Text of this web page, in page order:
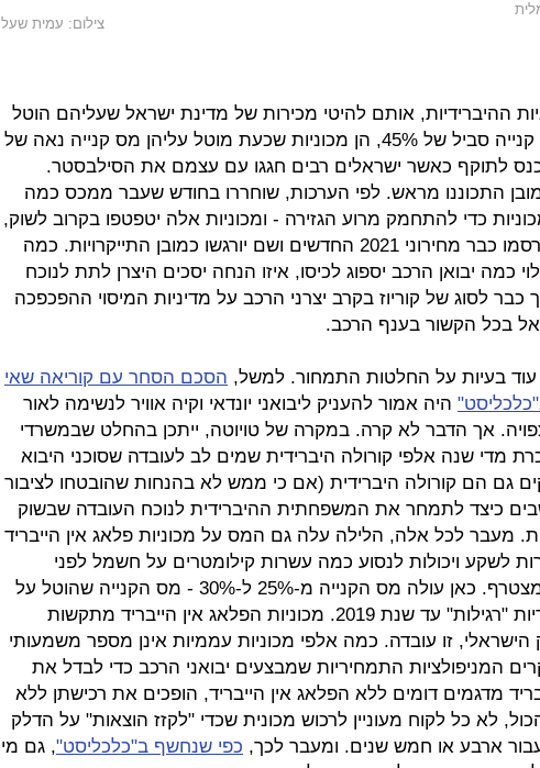
צילום: עמית שעל
ההיברידיות, אותם להיטי מכירות של מדינת ישראל שעליהם הוטל
עד אתמול מס קנייה סביל של 45%, הן מכוניות שכעת מוטל עליהן מס קנייה נאה של
נכנס לתוקף כאשר ישראלים רבים חגגו עם עצמם את הסילבסטר.
התכוננו מראש. לפי הערכות, שוחררו בחודש שעבר ממכס כמה
כדי להתחמק מרוע הגזירה - ומכוניות אלה יטפטפו בקרוב לשוק,
אך בקרוב יתפרסמו כבר מחירוני 2021 החדשים ושם יורגשו כמובן התייקרויות. כמה
כמה יבואן הרכב יספוג לכיסו, איזו הנחה יסכים היצרן לתת לנוכח
לסוג של קוריוז בקרב יצרני הרכב על מדיניות המיסוי ההפכפכה
בכל הקשור בענף הרכב.
בעיות על החלטות התמחור. למשל, הסכם הסחר עם קוריאה שאי
היה אמור להעניק ליבואני יונדאי וקיה אוויר לנשימה לאור
אך הדבר לא קרה. במקרה של טויוטה, ייתכן בהחלט שבמשרדי
מדי שנה אלפי קורולה היברידית שמים לב לעובדה שסוכני היבוא
גם הם קורולה היברידית (אם כי ממש לא בהנחות שהובטחו לציבור
כיצד לתמחר את המשפחתית ההיברידית לנוכח העובדה שבשוק
מעבר לכל אלה, הלילה עלה גם המס על מכוניות פלאג אין הייבריד
לשקע ויכולות לנסוע כמה עשרות קילומטרים על חשמל לפני
שמנוע הבנזין מצטרף. כאן עולה מס הקנייה מ-25% ל-30% - מס הקנייה שהוטל על
מכוניות היברידיות "רגילות" עד שנת 2019. מכוניות הפלאג אין הייבריד מתקשות
זו עובדה. כמה אלפי מכוניות עממיות אינן מספר משמעותי
המניפולציות התמחיריות שמבצעים יבואני הרכב כדי לבדל את
מדגמים דומים ללא הפלאג אין הייבריד, הופכים את רכישתן ללא
לא כל לקוח מעוניין לרכוש מכונית שכדי "לקזז הוצאות" על הדלק
ארבע או חמש שנים. ומעבר לכך, כפי שנחשף ב"כלכליסט", גם מי